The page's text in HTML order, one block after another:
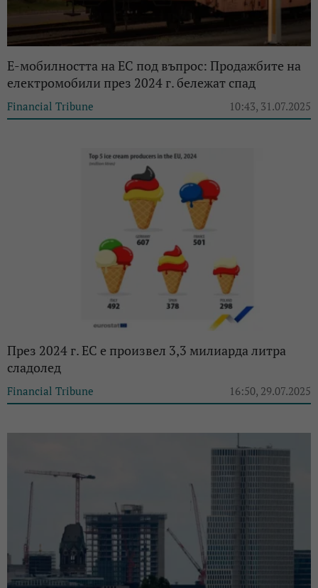
E-мобилността на ЕС под въпрос: Продажбите на
електромобили през 2024 г. бележат спад
Financial Tribune 10:43, 31.07.2025
През 2024 г. ЕС е произвел 3,3 милиарда литра
сладолед
Financial Tribune 16:50, 29.07.2025